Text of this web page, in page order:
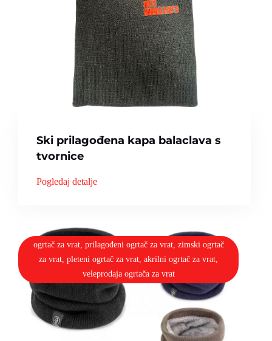
Ski prilagođena kapa balaclava s
tvornice
Pogledaj detalje
ogrtač za vrat, prilagođeni ogrtač za vrat, zimski ogrtač
za vrat, pleteni ogrtač za vrat, akrilni ogrtač za vrat,
veleprodaja ogrtača za vrat